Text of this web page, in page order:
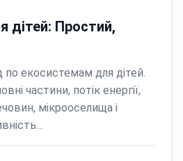
дітей: Простий,
по екосистемам для дітей.
частини, потік енергії,
мікрооселища і